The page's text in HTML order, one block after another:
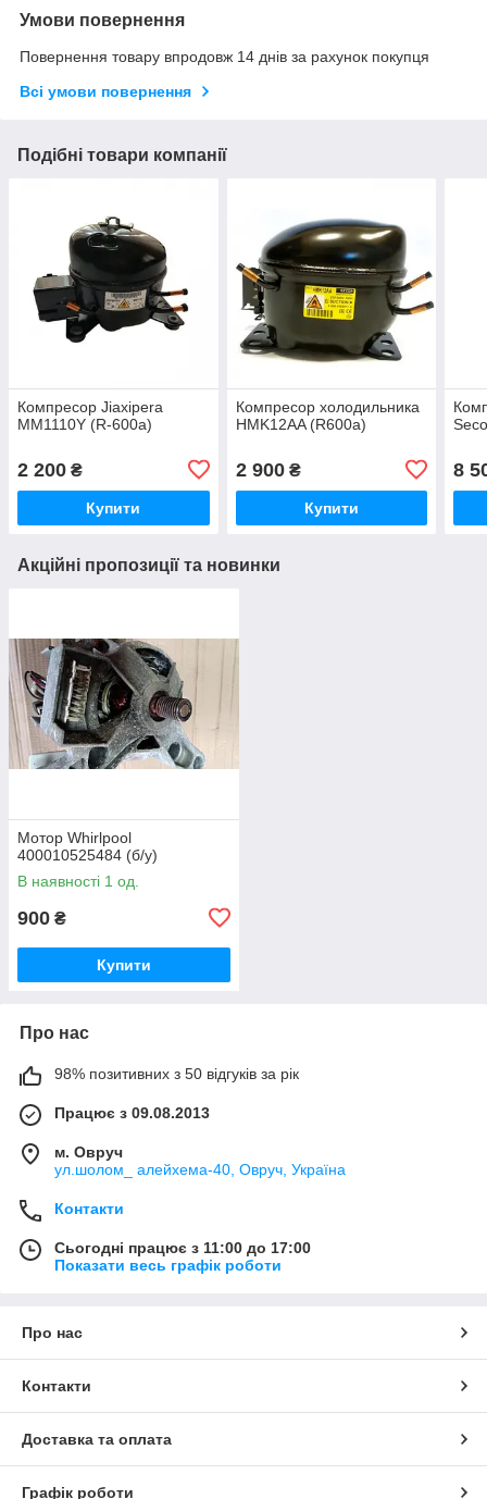
Умови повернення
Повернення товару впродовж 14 днів за рахунок покупця
Всі умови повернення
Подібні товари компанії
Компресор Jiaxipera
MM1110Y (R-600a)
2 200 ₴
Купити
Компресор холодильника
HMK12AA (R600a)
2 900₴
Купити
8
Акційні пропозиції та новинки
Мотор Whirlpool
400010525484 (б/у)
В наявності 1 од.
900 ₴
Купити
Про нас
98% позитивних з 50 відгуків за рік
Працює з 09.08.2013
м. Овруч
ул.шолом_ алейхема-40, Овруч, Україна
Контакти
Сьогодні працює з 11:00 до 17:00
Показати весь графік роботи
Про нас
Контакти
Доставка та оплата
Графік роботи